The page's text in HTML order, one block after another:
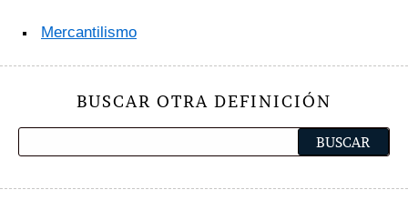
Mercantilismo
BUSCAR OTRA DEFINICIÓN